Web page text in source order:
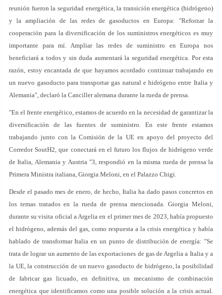
reunión fueron la seguridad energética, la transición energética (hidrógeno)
y la ampliación de las redes de gasoductos en Europa: "Reforzar la
cooperación para la diversificación de los suministros energéticos es muy
importante para mí. Ampliar las redes de suministro en Europa nos
beneficiará a todos y sin duda aumentará la seguridad energética. Por esta
razón, estoy encantada de que hayamos acordado continuar trabajando en
un nuevo gasoducto para transportar gas natural e hidrógeno entre Italia y
Alemania", declaró la Canciller alemana durante la rueda de prensa.
"En el frente energético, estamos de acuerdo en la necesidad de garantizar la
diversificación de las fuentes de suministro. En este frente estamos
trabajando junto con la Comisión de la UE en apoyo del proyecto del
Corredor SoutH2, que conectará en el futuro los flujos de hidrógeno verde
de Italia, Alemania y Austria "3, respondió en la misma rueda de prensa la
Primera Ministra italiana, Giorgia Meloni, en el Palazzo Chigi.
Desde el pasado mes de enero, de hecho, Italia ha dado pasos concretos en
los temas tratados en la rueda de prensa mencionada. Giorgia Meloni,
durante su visita oficial a Argelia en el primer mes de 2023, había propuesto
el hidrógeno, además del gas, como respuesta a la crisis energética y había
hablado de transformar Italia en un punto de distribución de energía: "Se
trata de lograr un aumento de las exportaciones de gas de Argelia a Italia y a
la UE, la construcción de un nuevo gasoducto de hidrógeno, la posibilidad
de fabricar gas licuado, en definitiva, un mecanismo de combinación
energética que identificamos como una posible solución a la crisis actual.